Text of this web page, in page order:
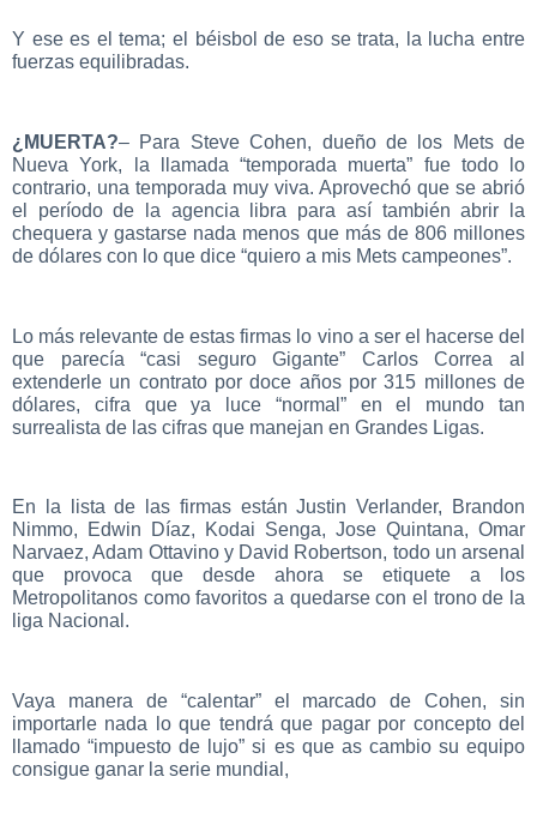
Y ese es el tema; el béisbol de eso se trata, la lucha entre
fuerzas equilibradas.
¿MUERTA?– Para Steve Cohen, dueño de los Mets de
Nueva York, la llamada “temporada muerta” fue todo lo
contrario, una temporada muy viva. Aprovechó que se abrió
el período de la agencia libra para así también abrir la
chequera y gastarse nada menos que más de 806 millones
de dólares con lo que dice “quiero a mis Mets campeones”.
Lo más relevante de estas firmas lo vino a ser el hacerse del
que parecía “casi seguro Gigante” Carlos Correa al
extenderle un contrato por doce años por 315 millones de
dólares, cifra que ya luce “normal” en el mundo tan
surrealista de las cifras que manejan en Grandes Ligas.
En la lista de las firmas están Justin Verlander, Brandon
Nimmo, Edwin Díaz, Kodai Senga, Jose Quintana, Omar
Narvaez, Adam Ottavino y David Robertson, todo un arsenal
que provoca que desde ahora se etiquete a los
Metropolitanos como favoritos a quedarse con el trono de la
liga Nacional.
Vaya manera de “calentar” el marcado de Cohen, sin
importarle nada lo que tendrá que pagar por concepto del
llamado “impuesto de lujo” si es que as cambio su equipo
consigue ganar la serie mundial,